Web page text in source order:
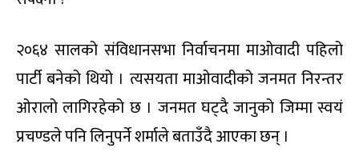
२०६४ सालको संविधानसभा निर्वाचनमा माओवादी पहिलो
पार्टी बनेको थियो । त्यसयता माओवादीको जनमत निरन्तर
ओरालो लागिरहेको छ । जनमत घट्दै जानुको जिम्मा स्वयं
प्रचण्डले पनि लिनुपर्ने शर्माले बताउँदै आएका छन् ।